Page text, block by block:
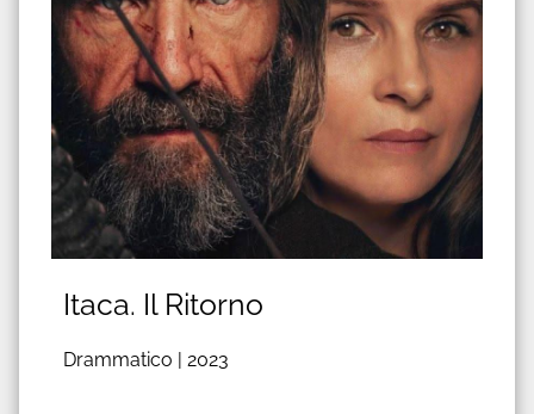
Itaca. Il Ritorno
Drammatico | 2023